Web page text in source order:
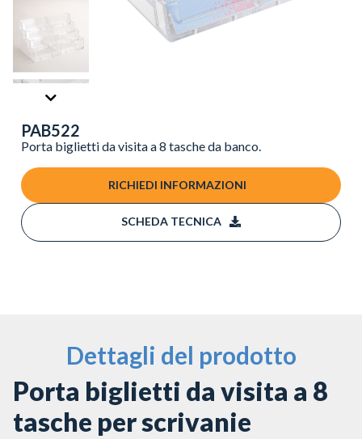
PAB522
Porta biglietti da visita a 8 tasche da banco.
RICHIEDI INFORMAZIONI
SCHEDA TECNICA
Dettagli del prodotto
Porta biglietti da visita a 8
tasche per scrivanie